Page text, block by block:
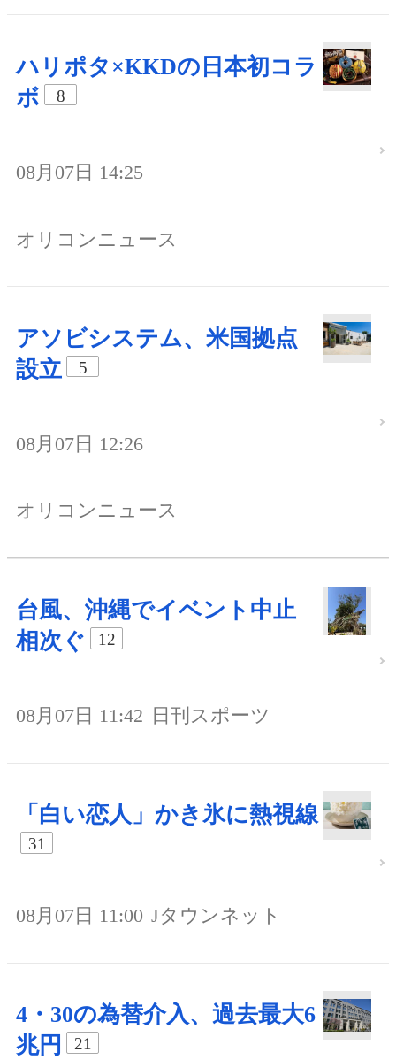
ハリポタ×KKDの日本初コラ
ボ
8
08月07日 14:25
オリコンニュース
アソビシステム、米国拠点
設立
5
08月07日 12:26
オリコンニュース
台風、沖縄でイベント中止
相次ぐ
12
08月07日 11:42 日刊スポーツ
「白い恋人」かき氷に熱視線
31
08月07日 11:00 Jタウンネット
4・30の為替介入、過去最大6
兆円
21